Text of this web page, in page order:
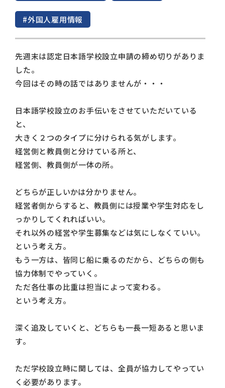
#外国人雇用情報
先週末は認定日本語学校設立申請の締め切りがありま
した。
今回はその時の話ではありませんが・・・
日本語学校設立のお手伝いをさせていただいている
と、
大きく２つのタイプに分けられる気がします。
経営側と教員側と分けている所と、
経営側、教員側が一体の所。
どちらが正しいかは分かりません。
経営者側からすると、教員側には授業や学生対応をし
っかりしてくれればいい。
それ以外の経営や学生募集などは気にしなくていい。
という考え方。
もう一方は、皆同じ船に乗るのだから、どちらの側も
協力体制でやっていく。
ただ各仕事の比重は担当によって変わる。
という考え方。
深く追及していくと、どちらも一長一短あると思いま
す。
ただ学校設立時に関しては、全員が協力してやってい
く必要があります。